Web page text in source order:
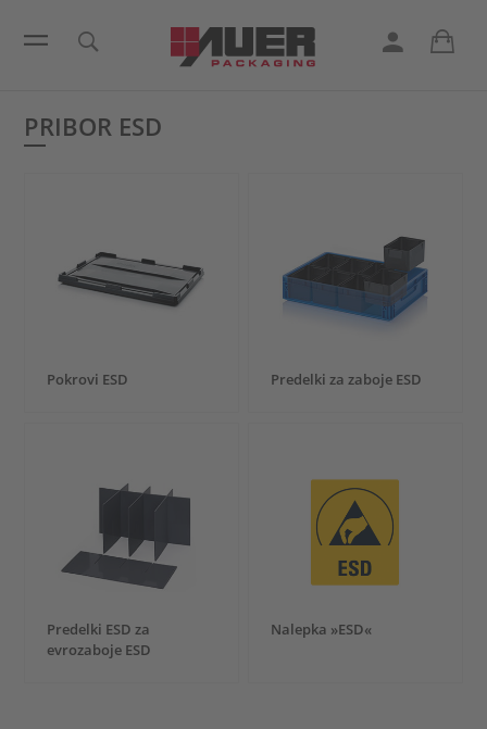
PRIBOR ESD
Pokrovi ESD Predelki za zaboje ESD
Predelki ESD za
evrozaboje ESD
Nalepka »ESD«